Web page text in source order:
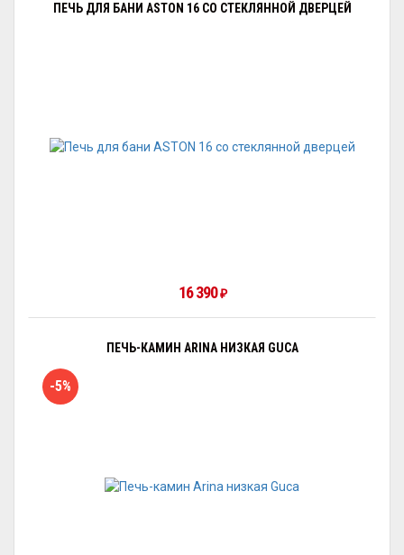
ПЕЧЬ ДЛЯ БАНИ ASTON 16 СО СТЕКЛЯННОЙ ДВЕРЦЕЙ
16 390 ₽
ПЕЧЬ-КАМИН ARINA НИЗКАЯ GUCA
-5%